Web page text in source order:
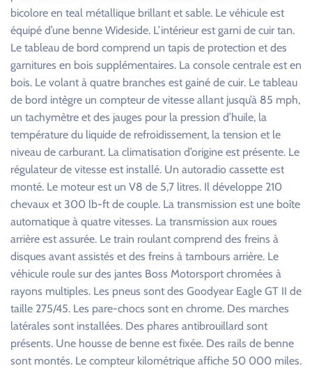
bicolore en teal métallique brillant et sable. Le véhicule est
équipé d’une benne Wideside. L’intérieur est garni de cuir tan.
Le tableau de bord comprend un tapis de protection et des
garnitures en bois supplémentaires. La console centrale est en
bois. Le volant à quatre branches est gainé de cuir. Le tableau
de bord intègre un compteur de vitesse allant jusqu’à 85 mph,
un tachymètre et des jauges pour la pression d’huile, la
température du liquide de refroidissement, la tension et le
niveau de carburant. La climatisation d’origine est présente. Le
régulateur de vitesse est installé. Un autoradio cassette est
monté. Le moteur est un V8 de 5,7 litres. Il développe 210
chevaux et 300 lb-ft de couple. La transmission est une boîte
automatique à quatre vitesses. La transmission aux roues
arrière est assurée. Le train roulant comprend des freins à
disques avant assistés et des freins à tambours arrière. Le
véhicule roule sur des jantes Boss Motorsport chromées à
rayons multiples. Les pneus sont des Goodyear Eagle GT II de
taille 275/45. Les pare-chocs sont en chrome. Des marches
latérales sont installées. Des phares antibrouillard sont
présents. Une housse de benne est fixée. Des rails de benne
sont montés. Le compteur kilométrique affiche 50 000 miles.